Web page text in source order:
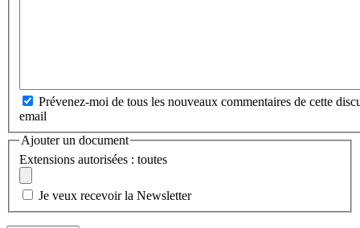
Prévenez-moi de tous les nouveaux commentaires de cette
email
Ajouter un document
Extensions autorisées : toutes
Je veux recevoir la Newsletter